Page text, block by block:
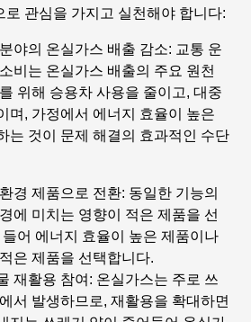
로 관심을 가지고 실천해야 합니다:
야의 온실가스 배출 감소: 교통 운
비는 온실가스 배출의 주요 원천
위해 승용차 사용을 줄이고, 대중
며, 가정에서 에너지 효율이 높은
는 것이 문제 해결의 효과적인 수단
경 제품으로 전환: 동일한 기능의
에 미치는 영향이 적은 제품을 선
어 에너지 효율이 높은 제품이나
은 제품을 선택합니다.
재활용 참여 : 온실가스는 주로 쓰
서 발생하므로, 재활용을 확대하면